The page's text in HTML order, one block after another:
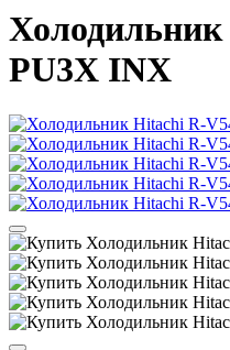
Холодильник
PU3X INX